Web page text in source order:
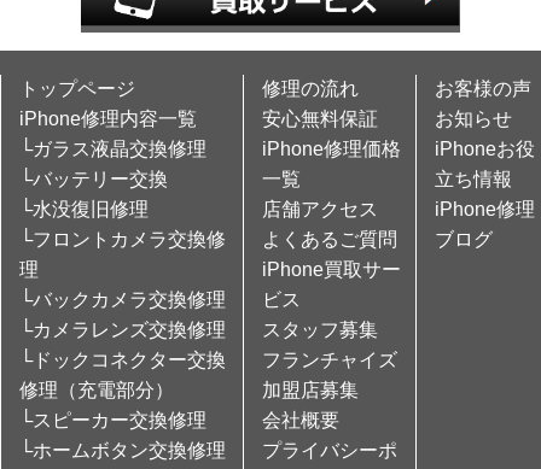
トップページ
iPhone修理内容一覧
└ガラス液晶交換修理
└バッテリー交換
└水没復旧修理
└フロントカメラ交換修
理
└バックカメラ交換修理
└カメラレンズ交換修理
└ドックコネクター交換
修理（充電部分）
└スピーカー交換修理
└ホームボタン交換修理
修理の流れ
安心無料保証
iPhone修理価格
一覧
店舗アクセス
よくあるご質問
iPhone買取サー
ビス
スタッフ募集
フランチャイズ
加盟店募集
会社概要
プライバシーポ
お客様の声
お知らせ
iPhoneお役
立ち情報
iPhone修理
ブログ